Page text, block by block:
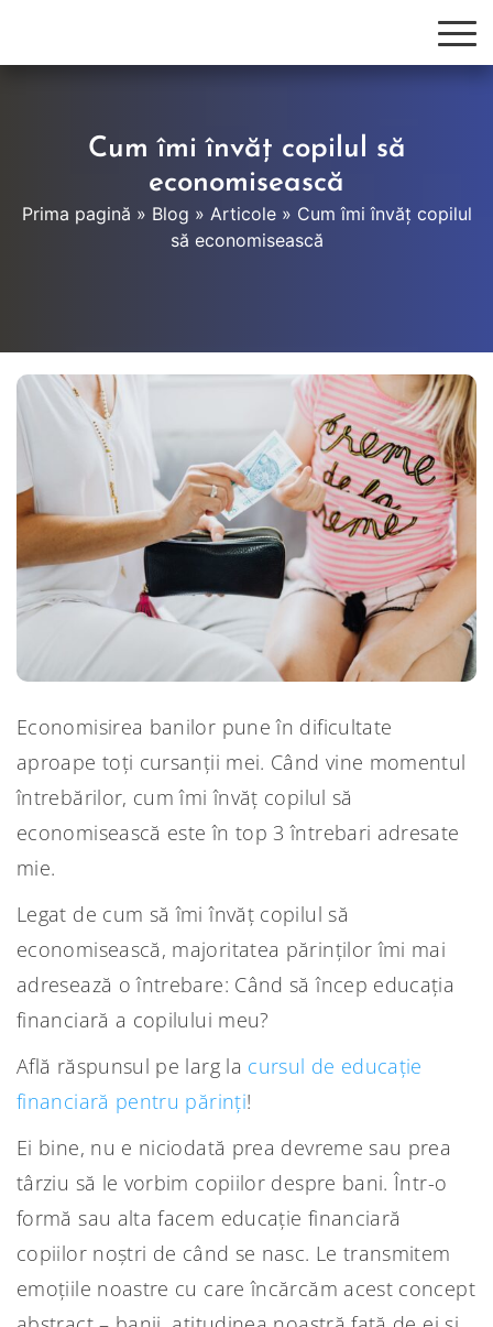
Cum îmi învăț copilul să
economisească
Prima pagină » Blog » Articole» Cum îmi învăț copilul
să economisească
Economisirea banilor pune în dificultate
aproape toți cursanții mei. Când vine momentul
întrebărilor, cum îmi învăț copilul să
economisească este în top 3 întrebari adresate
mie.
Legat de cum să îmi învăț copilul să
economisească, majoritatea părinților îmi mai
adresează o întrebare: Când să încep educația
financiară a copilului meu?
Află răspunsul pe larg la cursul de educație
financiară pentru părinți!
Ei bine, nu e niciodată prea devreme sau prea
târziu să le vorbim copiilor despre bani. Într-o
formă sau alta facem educație financiară
copiilor noștri de când se nasc. Le transmitem
emoțiile noastre cu care încărcăm acest concept